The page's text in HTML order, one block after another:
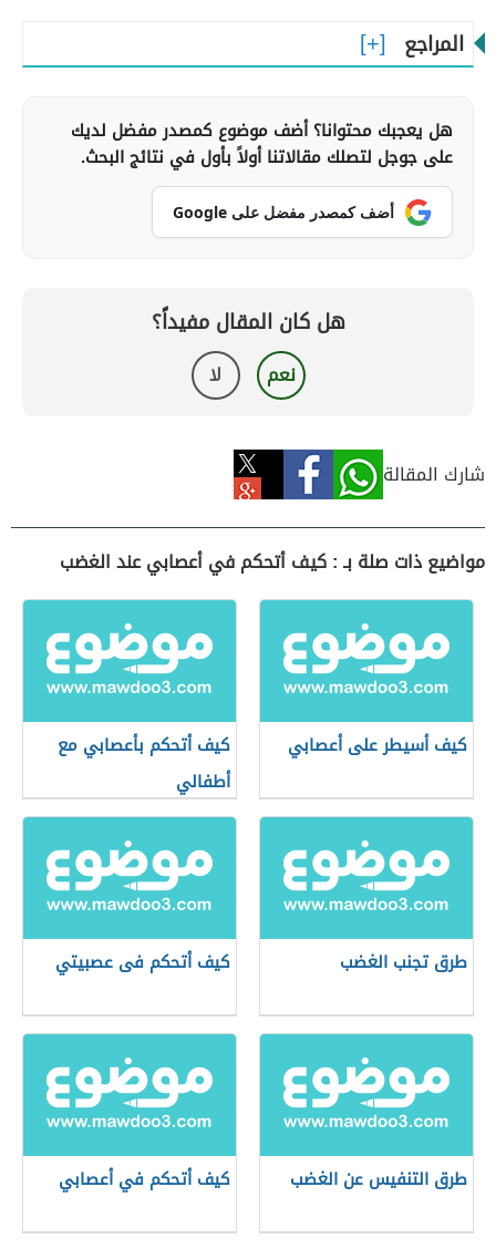
المراجع
هل يعجبك محتوانا؟ أضف موضوع كمصدر مفضل لديك
على جوجل لتصلك مقالاتنا أولاً بأول في نتائج البحث.
أضف كمصدر مفضل على Google
هل كان المقال مفيداً؟
نعم لا
شارك المقالة
مواضيع ذات صلة بـ : كيف أتحكم في أعصابي عند الغضب
كيف أسيطر على أعصابي
كيف أتحكم بأعصابي مع
أطفالي
طرق تجنب الغضب كيف أتحكم فى عصبيتي
طرق التنفيس عن الغضب كيف أتحكم في أعصابي